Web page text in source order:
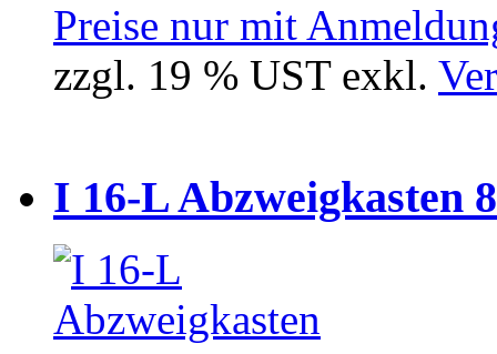
Preise nur mit
zzgl. 19 % UST exkl.
I 16-L Abzweigkasten